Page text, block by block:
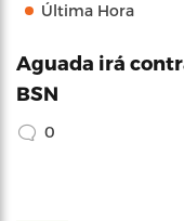
Última Hora
Aguada irá
BSN
0